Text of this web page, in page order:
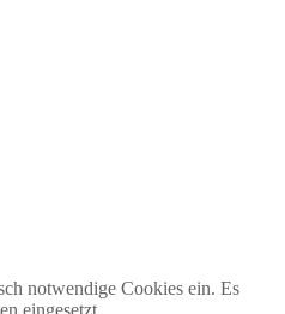
notwendige Cookies ein. Es
eingesetzt.